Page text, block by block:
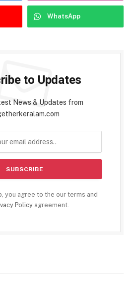
WhatsApp
to Updates
News & Updates from
you agree to the our terms and
Policyagreement.